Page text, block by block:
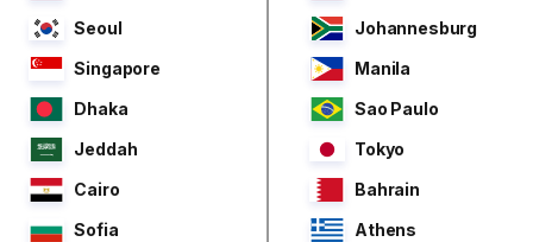
Seoul
Johannesburg
Singapore
Manila
Dhaka
Sao Paulo
Jeddah
Tokyo
Cairo
Bahrain
Sofia
Athens